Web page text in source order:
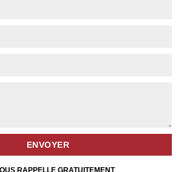
RAPPELLE GRATUITEMENT